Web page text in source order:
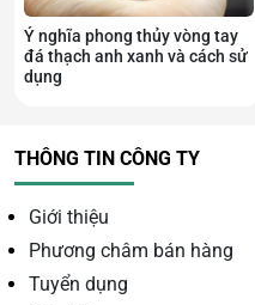
Ý nghĩa phong thủy vòng tay
đá thạch anh xanh và cách sử
dụng
THÔNG TIN CÔNG TY
Giới thiệu
Phương châm bán hàng
Tuyển dụng